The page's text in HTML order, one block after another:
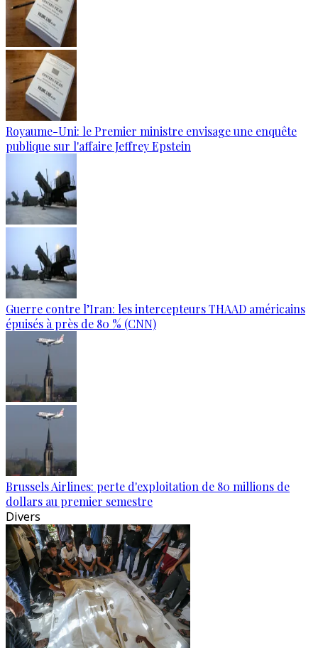
Royaume-Uni: le Premier ministre envisage une enquête
publique sur l'affaire Jeffrey Epstein
Guerre contre l’Iran: les intercepteurs THAAD américains
épuisés à près de 80 % (CNN)
Brussels Airlines: perte d'exploitation de 80 millions de
dollars au premier semestre
Divers